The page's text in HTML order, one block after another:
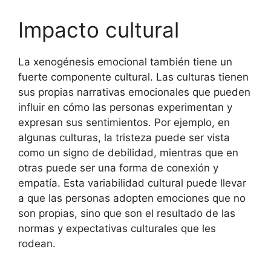
Impacto cultural
La xenogénesis emocional también tiene un
fuerte componente cultural. Las culturas tienen
sus propias narrativas emocionales que pueden
influir en cómo las personas experimentan y
expresan sus sentimientos. Por ejemplo, en
algunas culturas, la tristeza puede ser vista
como un signo de debilidad, mientras que en
otras puede ser una forma de conexión y
empatía. Esta variabilidad cultural puede llevar
a que las personas adopten emociones que no
son propias, sino que son el resultado de las
normas y expectativas culturales que les
rodean.